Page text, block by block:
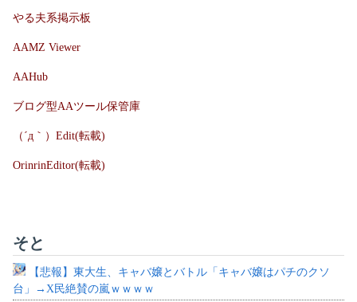
やる夫系掲示板
AAMZ Viewer
AAHub
ブログ型AAツール保管庫
（´д｀）Edit(転載)
OrinrinEditor(転載)
そと
【悲報】東大生、キャバ嬢とバトル「キャバ嬢はパチのクソ
台」→X民絶賛の嵐ｗｗｗｗ